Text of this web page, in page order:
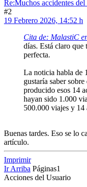
Re:Muchos accidentes
#2
19 Febrero 2026, 14:52 h
Cita de: MalastiC
días. Está claro
perfecta.
La noticia habla de
gustaría saber
producido esos 14
hayan sido 1.000
500.000 viajes y 14
Buenas tardes. Eso se lo
artículo.
Imprimir
Ir Arriba Páginas1
Acciones del Usuario